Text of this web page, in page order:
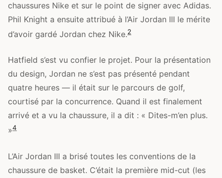
chaussures Nike et sur le point de signer avec Adidas.
Phil Knight a ensuite attribué à l’Air Jordan III le mérite
d’avoir gardé Jordan chez Nike.2
Hatfield s’est vu confier le projet. Pour la présentation
du design, Jordan ne s’est pas présenté pendant
quatre heures — il était sur le parcours de golf,
courtisé par la concurrence. Quand il est finalement
arrivé et a vu la chaussure, il a dit : « Dites-m’en plus.
»4
L’Air Jordan III a brisé toutes les conventions de la
chaussure de basket. C’était la première mid-cut (les